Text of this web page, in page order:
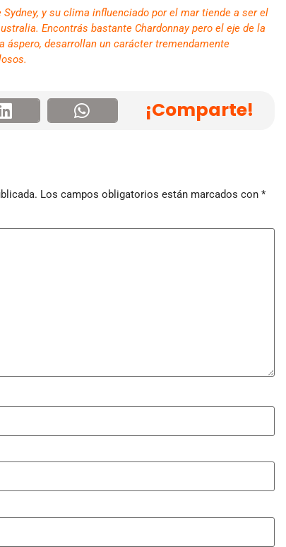
y su clima influenciado por el mar tiende a ser el
Encontrás bastante Chardonnay pero el eje de la
áspero, desarrollan un carácter tremendamente
¡Comparte!
Los campos obligatorios están marcados con *